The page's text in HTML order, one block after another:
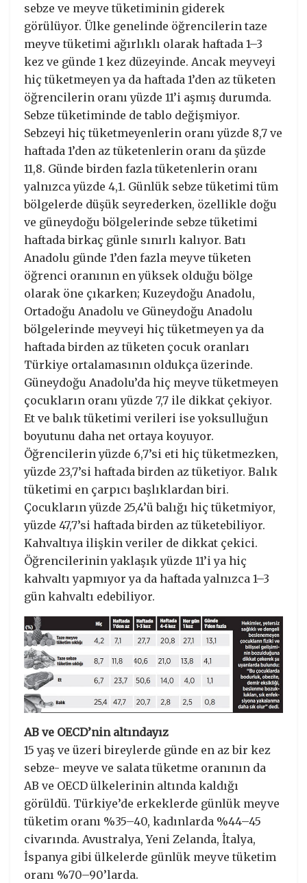
sebze ve meyve tüketiminin giderek
görülüyor. Ülke genelinde öğrencilerin taze
meyve tüketimi ağırlıklı olarak haftada 1–3
kez ve günde 1 kez düzeyinde. Ancak meyveyi
hiç tüketmeyen ya da haftada 1’den az tüketen
öğrencilerin oranı yüzde 11’i aşmış durumda.
Sebze tüketiminde de tablo değişmiyor.
Sebzeyi hiç tüketmeyenlerin oranı yüzde 8,7 ve
haftada 1’den az tüketenlerin oranı da şüzde
11,8. Günde birden fazla tüketenlerin oranı
yalnızca yüzde 4,1. Günlük sebze tüketimi tüm
bölgelerde düşük seyrederken, özellikle doğu
ve güneydoğu bölgelerinde sebze tüketimi
haftada birkaç günle sınırlı kalıyor. Batı
Anadolu günde 1’den fazla meyve tüketen
öğrenci oranının en yüksek olduğu bölge
olarak öne çıkarken; Kuzeydoğu Anadolu,
Ortadoğu Anadolu ve Güneydoğu Anadolu
bölgelerinde meyveyi hiç tüketmeyen ya da
haftada birden az tüketen çocuk oranları
Türkiye ortalamasının oldukça üzerinde.
Güneydoğu Anadolu’da hiç meyve tüketmeyen
çocukların oranı yüzde 7,7 ile dikkat çekiyor.
Et ve balık tüketimi verileri ise yoksulluğun
boyutunu daha net ortaya koyuyor.
Öğrencilerin yüzde 6,7’si eti hiç tüketmezken,
yüzde 23,7’si haftada birden az tüketiyor. Balık
tüketimi en çarpıcı başlıklardan biri.
Çocukların yüzde 25,4’ü balığı hiç tüketmiyor,
yüzde 47,7’si haftada birden az tüketebiliyor.
Kahvaltıya ilişkin veriler de dikkat çekici.
Öğrencilerinin yaklaşık yüzde 11’i ya hiç
kahvaltı yapmıyor ya da haftada yalnızca 1–3
gün kahvaltı edebiliyor.
AB ve OECD’nin altındayız
15 yaş ve üzeri bireylerde günde en az bir kez
sebze- meyve ve salata tüketme oranının da
AB ve OECD ülkelerinin altında kaldığı
görüldü. Türkiye’de erkeklerde günlük meyve
tüketim oranı %35–40, kadınlarda %44–45
civarında. Avustralya, Yeni Zelanda, İtalya,
İspanya gibi ülkelerde günlük meyve tüketim
oranı %70–90’larda.